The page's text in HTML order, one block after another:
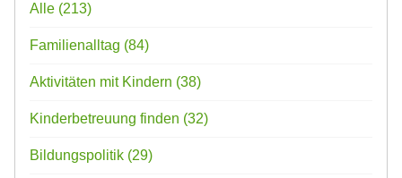
Alle (213)
Familienalltag (84)
Aktivitäten mit Kindern (38)
Kinderbetreuung finden (32)
Bildungspolitik (29)